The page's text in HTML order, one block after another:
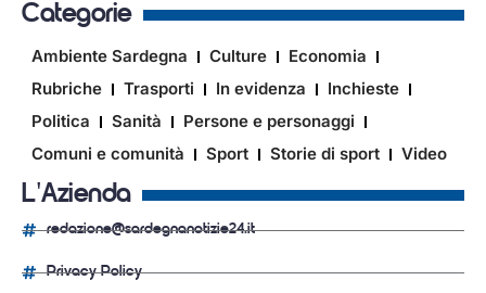
Categorie
Ambiente Sardegna Culture
Economia
Rubriche
Trasporti In evidenza
Inchieste
Politica
Sanità
Persone e personaggi
Comuni e comunità
Sport Storie di sport Video
L'Azienda
redazione@sardegnanotizie24.it
Privacy Policy